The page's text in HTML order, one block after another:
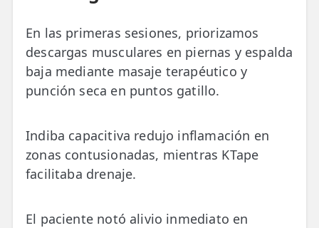
En las primeras sesiones, priorizamos
descargas musculares en piernas y espalda
baja mediante masaje terapéutico y
punción seca en puntos gatillo.
Indiba capacitiva redujo inflamación en
zonas contusionadas, mientras KTape
facilitaba drenaje.
El paciente notó alivio inmediato en